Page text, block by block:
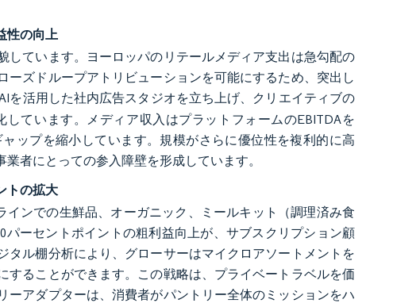
性の向上
ています。ヨーロッパのリテールメディア支出は急勾配の
ズドループアトリビューションを可能にするため、突出し
を活用した社内広告スタジオを立ち上げ、クリエイティブの
ています。メディア収入はプラットフォームのEBITDAを
ップを縮小しています。規模がさらに優位性を複利的に高
者にとっての参入障壁を形成しています。
トの拡大
ンでの生鮮品、オーガニック、ミールキット（調理済み食
ーセントポイントの粗利益向上が、サブスクリプション顧
ル棚分析により、グローサーはマイクロアソートメントを
ることができます。この戦略は、プライベートラベルを価
アダプターは、消費者がパントリー全体のミッションをハ